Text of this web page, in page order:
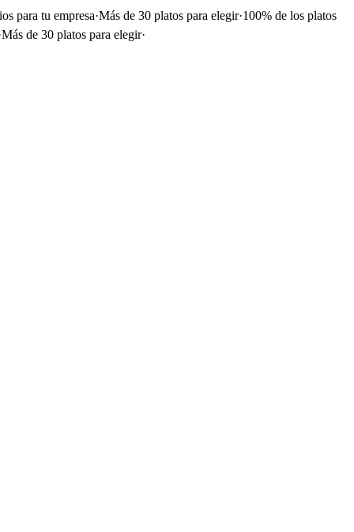
para tu empresa·Más de 30 platos para elegir·100% de los platos
Más de 30 platos para elegir·